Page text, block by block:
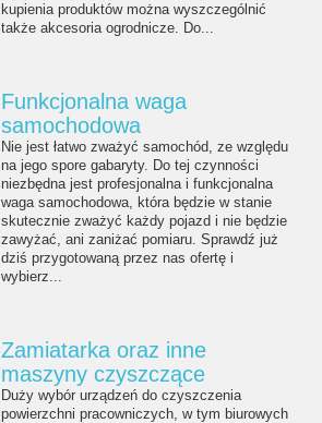
kupienia produktów można wyszczególnić
także akcesoria ogrodnicze. Do...
Funkcjonalna waga
samochodowa
Nie jest łatwo zważyć samochód, ze względu
na jego spore gabaryty. Do tej czynności
niezbędna jest profesjonalna i funkcjonalna
waga samochodowa, która będzie w stanie
skutecznie zważyć każdy pojazd i nie będzie
zawyżać, ani zaniżać pomiaru. Sprawdź już
dziś przygotowaną przez nas ofertę i
wybierz...
Zamiatarka oraz inne
maszyny czyszczące
Duży wybór urządzeń do czyszczenia
powierzchni pracowniczych, w tym biurowych